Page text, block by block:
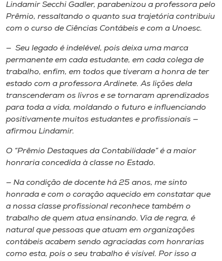
Lindamir Secchi Gadler, parabenizou a professora pelo
Prêmio, ressaltando o quanto sua trajetória contribuiu
com o curso de Ciências Contábeis e com a Unoesc.
— Seu legado é indelével, pois deixa uma marca
permanente em cada estudante, em cada colega de
trabalho, enfim, em todos que tiveram a honra de ter
estado com a professora Ardinete. As lições dela
transcenderam os livros e se tornaram aprendizados
para toda a vida, moldando o futuro e influenciando
positivamente muitos estudantes e profissionais —
afirmou Lindamir.
O “Prêmio Destaques da Contabilidade” é a maior
honraria concedida à classe no Estado.
— Na condição de docente há 25 anos, me sinto
honrada e com o coração aquecido em constatar que
a nossa classe profissional reconhece também o
trabalho de quem atua ensinando. Via de regra, é
natural que pessoas que atuam em organizações
contábeis acabem sendo agraciadas com honrarias
como esta, pois o seu trabalho é visível. Por isso a